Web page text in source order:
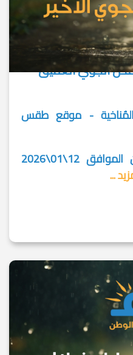
الجوي العميق
- موقع طقس
تأثر المنطقة مساء الاثنين الموافق 12\01\2026
...